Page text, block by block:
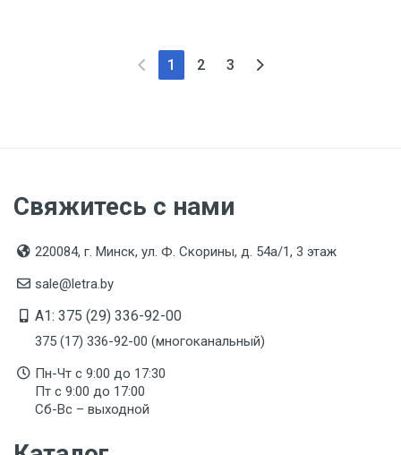
1 2 3
Свяжитесь с нами
220084, г. Минск, ул. Ф. Скорины, д. 54а/1, 3 этаж
sale@letra.by
A1: 375 (29) 336-92-00
375 (17) 336-92-00 (многоканальный)
Пн-Чт с 9:00 до 17:30
Пт с 9:00 до 17:00
Сб-Вс – выходной